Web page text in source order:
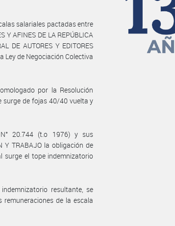
salariales pactadas entre
Y AFINES DE LA REPÚBLICA
DE AUTORES Y EDITORES
Ley de Negociación Colectiva
por la Resolución
surge de fojas 40/40 vuelta y
20.744 (t.o 1976) y sus
Y TRABAJO la obligación de
surge el tope indemnizatorio
resultante, se
de la escala